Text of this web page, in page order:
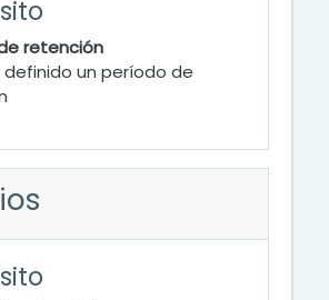
retención
definido un período de